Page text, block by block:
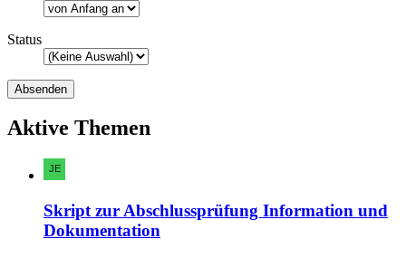
Status
Aktive Themen
Skript zur Abschlussprüfung Information und
Dokumentation